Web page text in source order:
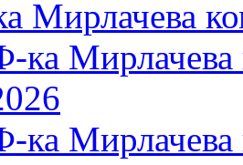
Мирлачева
ка
ка